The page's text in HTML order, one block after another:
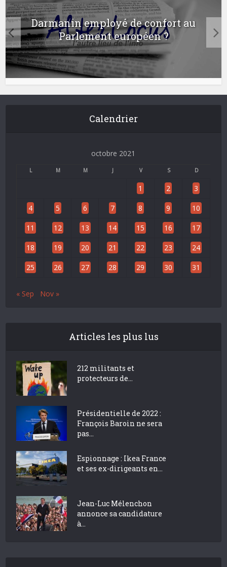
Darmanin employé de confort au
Parlement européen ?
Calendrier
octobre 2021
L M M J V S D
1 2 3
4 5 6 7 8 9 10
11 12 13 14 15 16 17
18 19 20 21 22 23 24
25 26 27 28 29 30 31
« Sep Nov »
Articles les plus lus
212 militants et
protecteurs de...
Présidentielle de 2022 :
François Baroin ne sera
pas...
Espionnage : Ikea France
et ses ex-dirigeants en...
Jean-Luc Mélenchon
annonce sa candidature
à...